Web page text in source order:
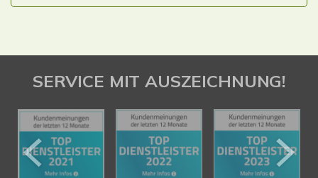
SERVICE MIT AUSZEICHNUNG!